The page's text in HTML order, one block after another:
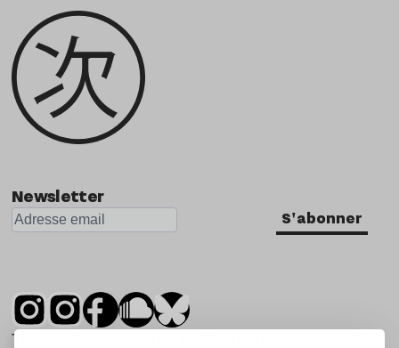
Newsletter
S'abonner
Tsugi est un mensuel indépendant sur la